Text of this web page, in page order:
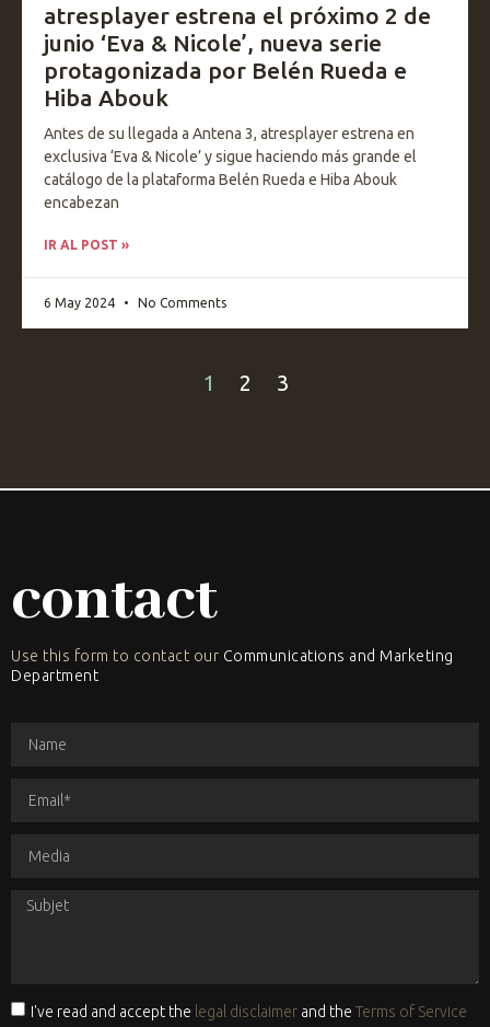
atresplayer estrena el próximo 2 de
junio ‘Eva & Nicole’, nueva serie
protagonizada por Belén Rueda e
Hiba Abouk
Antes de su llegada a Antena 3, atresplayer estrena en
exclusiva ‘Eva & Nicole’ y sigue haciendo más grande el
catálogo de la plataforma Belén Rueda e Hiba Abouk
encabezan
IR AL POST »
6 May 2024 No Comments
1 2 3
contact
Use this form to contact our Communications and Marketing
Department
I've read and accept the legal disclaimer and the Terms of Service